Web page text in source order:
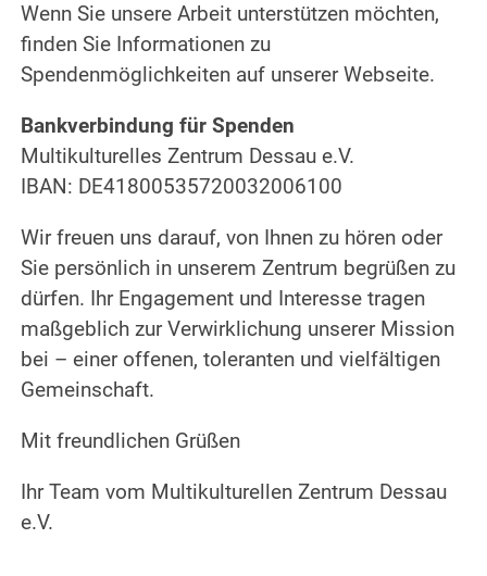
Wenn Sie unsere Arbeit unterstützen möchten,
finden Sie Informationen zu
Spendenmöglichkeiten auf unserer Webseite.
Bankverbindung für Spenden
Multikulturelles Zentrum Dessau e.V.
IBAN: DE41800535720032006100
Wir freuen uns darauf, von Ihnen zu hören oder
Sie persönlich in unserem Zentrum begrüßen zu
dürfen. Ihr Engagement und Interesse tragen
maßgeblich zur Verwirklichung unserer Mission
bei – einer offenen, toleranten und vielfältigen
Gemeinschaft.
Mit freundlichen Grüßen
Ihr Team vom Multikulturellen Zentrum Dessau
e.V.